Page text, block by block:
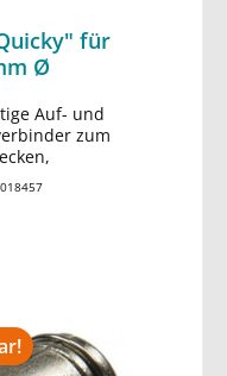
für
Ø
Auf- und
zum